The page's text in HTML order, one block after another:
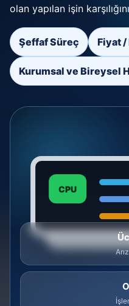
olan yapılan işin
Şeffaf Süreç Fiyat
Kurumsal ve Bireysel
CPU